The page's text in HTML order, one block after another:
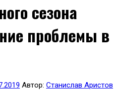
сезона
проблемы в
Автор: Станислав Аристов